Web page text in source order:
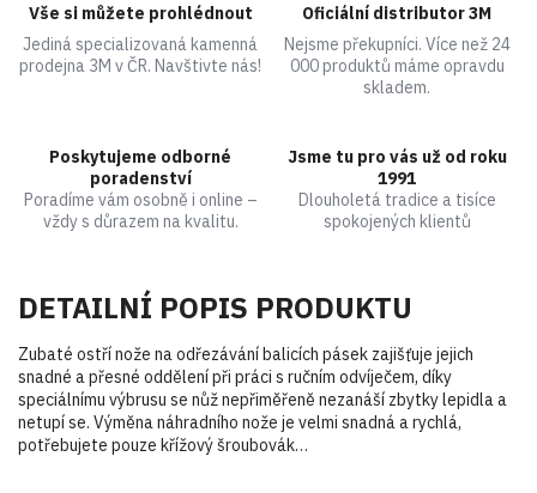
Vše si můžete prohlédnout
Jediná specializovaná kamenná
prodejna 3M v ČR. Navštivte nás!
Oficiální distributor 3M
Nejsme překupníci. Více než 24
000 produktů máme opravdu
skladem.
Poskytujeme odborné
poradenství
Poradíme vám osobně i online –
vždy s důrazem na kvalitu.
Jsme tu pro vás už od roku
1991
Dlouholetá tradice a tisíce
spokojených klientů
DETAILNÍ POPIS PRODUKTU
Zubaté ostří nože na odřezávání balicích pásek zajišťuje jejich
snadné a přesné oddělení při práci s ručním odvíječem, díky
speciálnímu výbrusu se nůž nepřiměřeně nezanáší zbytky lepidla a
netupí se. Výměna náhradního nože je velmi snadná a rychlá,
potřebujete pouze křížový šroubovák…